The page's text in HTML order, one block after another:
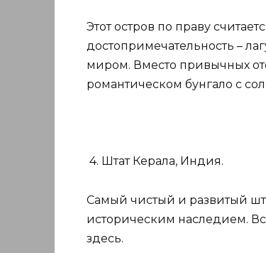
Этот остров по праву
достопримечательность –
миром. Вместо привычных
романтическом бунгало с
4. Штат Керала, Индия.
Самый чистый и развитый
историческим наследием.
здесь.